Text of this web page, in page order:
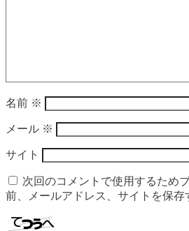
名前 ※
メール ※
サイト
次回のコメントで使用するため
前、メールアドレス、サイトを保存